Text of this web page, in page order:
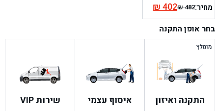
מחיר: ₪482
המחיר
המקורי
היה:
₪402המחיר
הנוכחי
הוא:
בחר אופן התקנה
מומלץ
התקנה ואיזון איסוף עצמי שירות VIP